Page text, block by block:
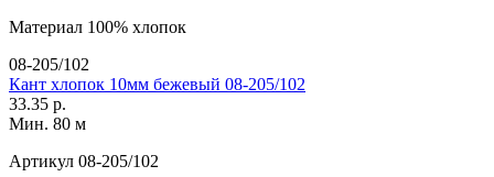
Материал 100% хлопок
08-205/102
Кант хлопок 10мм бежевый 08-205/102
33.35 р.
Мин. 80 м
Артикул 08-205/102